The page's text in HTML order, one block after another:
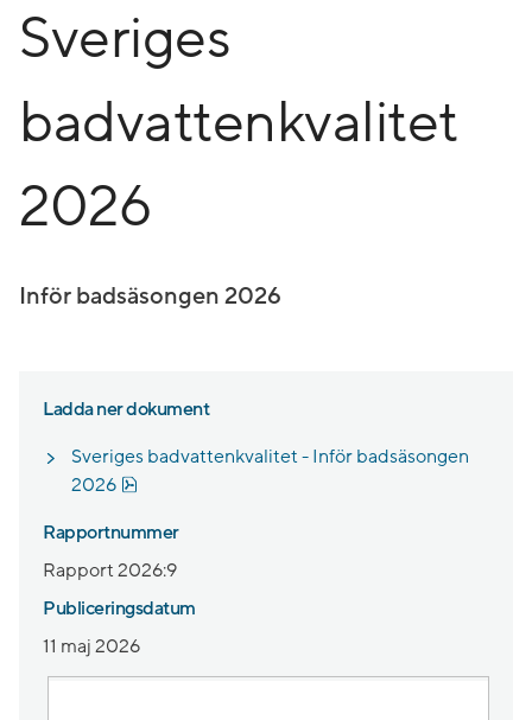
Sveriges
badvattenkvalitet
2026
Inför badsäsongen 2026
Ladda ner dokument
Sveriges badvattenkvalitet - Inför badsäsongen
2026
Rapportnummer
Rapport 2026:9
Publiceringsdatum
11 maj 2026